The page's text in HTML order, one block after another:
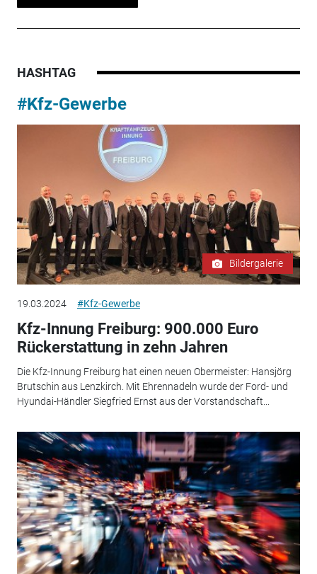
HASHTAG
#Kfz-Gewerbe
Bildergalerie
19.03.2024 #Kfz-Gewerbe
Kfz-Innung Freiburg: 900.000 Euro
Rückerstattung in zehn Jahren
Die Kfz-Innung Freiburg hat einen neuen Obermeister: Hansjörg
Brutschin aus Lenzkirch. Mit Ehrennadeln wurde der Ford- und
Hyundai-Händler Siegfried Ernst aus der Vorstandschaft...